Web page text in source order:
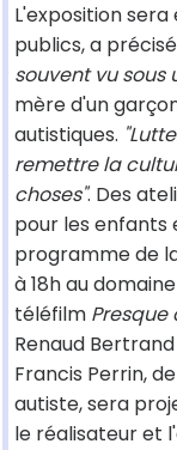
L'exposition
publics, a
souvent vu sous
mère d'un
autistiques.
remettre la
choses". Des
pour les
programme de
à 18h au
téléfilm
Renaud
Francis Perrin,
autiste, sera
le réalisateur et